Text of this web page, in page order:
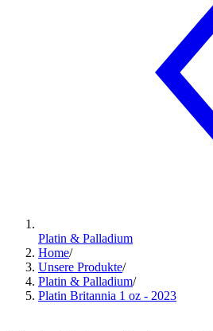
Platin & Palladium
Home/
Unsere Produkte/
Platin & Palladium/
Platin Britannia 1 oz - 2023